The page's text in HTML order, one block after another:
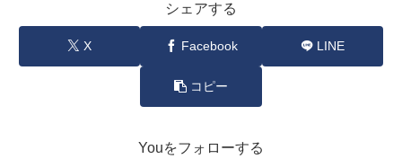
シェアする
X Facebook LINE
コピー
Youをフォローする